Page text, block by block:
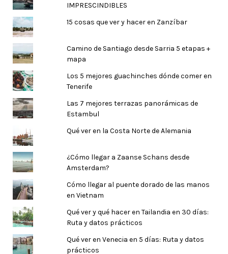
IMPRESCINDIBLES
15 cosas que ver y hacer en Zanzíbar
Camino de Santiago desde Sarria 5 etapas +
mapa
Los 5 mejores guachinches dónde comer en
Tenerife
Las 7 mejores terrazas panorámicas de
Estambul
Qué ver en la Costa Norte de Alemania
¿Cómo llegar a Zaanse Schans desde
Amsterdam?
Cómo llegar al puente dorado de las manos
en Vietnam
Qué ver y qué hacer en Tailandia en 30 días:
Ruta y datos prácticos
Qué ver en Venecia en 5 días: Ruta y datos
prácticos